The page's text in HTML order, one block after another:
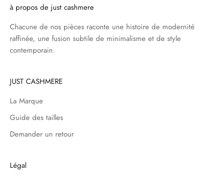
à propos de just cashmere
Chacune de nos pièces raconte une histoire de modernité
raffinée, une fusion subtile de minimalisme et de style
contemporain.
JUST CASHMERE
La Marque
Guide des tailles
Demander un retour
Légal